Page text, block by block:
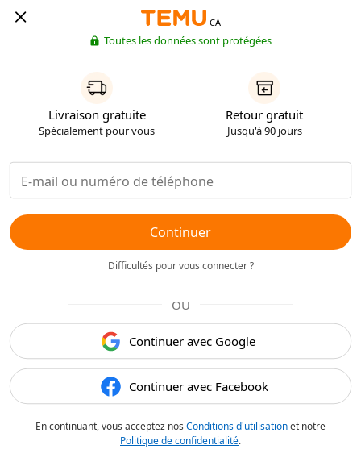
CA
Toutes les données sont protégées
Livraison gratuite
Spécialement pour vous
Retour gratuit
Jusqu'à 90 jours
Continuer
Difficultés pour vous connecter ?
OU
Continuer avec Google
Continuer avec Facebook
En continuant, vous acceptez nos Conditions d'utilisationet notre
Politique de confidentialité.